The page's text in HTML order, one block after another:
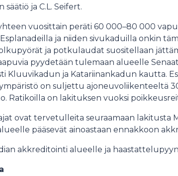
ja C.L. Seifert.
vuosittain peräti 60 000–80 000
Esplanadeilla ja niiden sivukaduilla onkin
ja potkulaudat suositellaan
pyydetään tulemaan alueelle
Kluuvikadun ja Katariinankadun kautta.
on suljettu ajoneuvoliikenteeltä
Ratikoilla on lakituksen vuoksi
ovat tervetulleita seuraamaan lakitusta
pääsevät ainoastaan ennakkoon
akkreditointi alueelle ja